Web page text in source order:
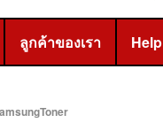
ลูกค้าของเรา Help